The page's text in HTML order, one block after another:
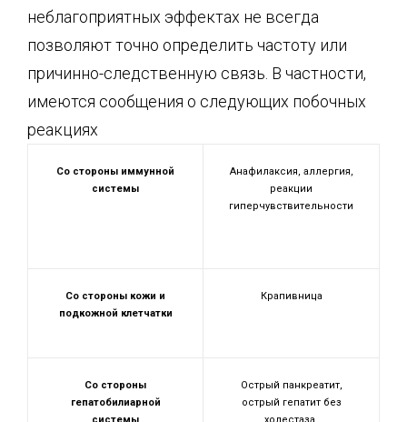
неблагоприятных эффектах не всегда
позволяют точно определить частоту или
причинно-следственную связь. В частности,
имеются сообщения о следующих побочных
реакциях
Со стороны иммунной
системы
Анафилаксия, аллергия,
реакции
гиперчувствительности
Со стороны кожи и
подкожной клетчатки
Крапивница
Со стороны
гепатобилиарной
Острый панкреатит,
острый гепатит без